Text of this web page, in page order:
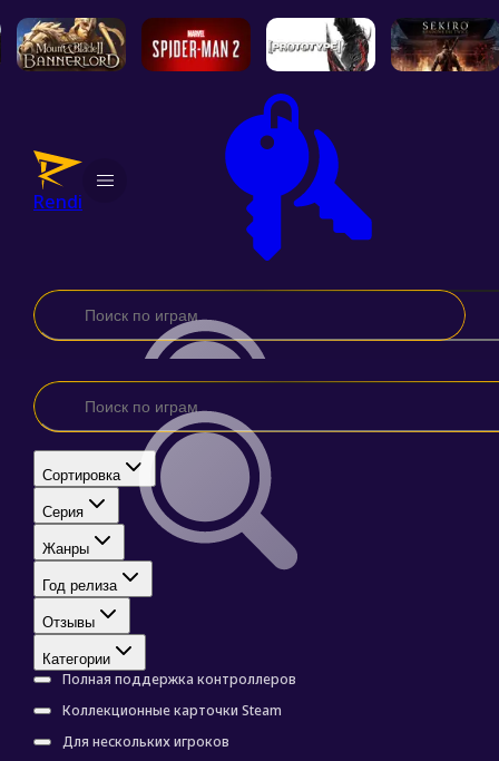
Rendi
Сортировка
Серия
Жанры
Год релиза
Отзывы
Категории
Полная поддержка контроллеров
Коллекционные карточки Steam
Для нескольких игроков
Каталог
Новинки
Добавить игру
Поддержка
Контакты
Договор оферты
Политика конфиденциальности
Ответы на вопросы
Инструкция по активации
Наша группа
ВКонтакте
Наша группа
Телеграм
Остались вопросы?
Служба поддержки
Играй в Steam по подписке